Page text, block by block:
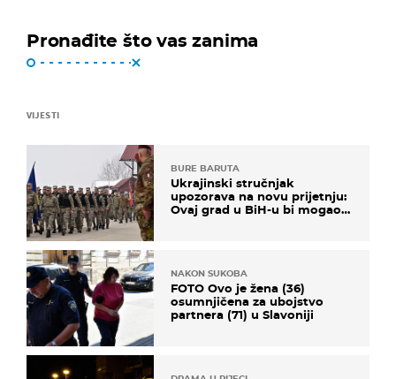
Pronađite što vas zanima
VIJESTI
BURE BARUTA
Ukrajinski stručnjak
upozorava na novu prijetnju:
Ovaj grad u BiH-u bi mogao
NAKON SUKOBA
FOTO Ovo je žena (36)
osumnjičena za ubojstvo
partnera (71) u Slavoniji